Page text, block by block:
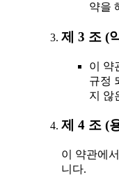
약을
제 3 조 (
이 약
규정
지 않
제 4 조 (
이 약관에
니다.